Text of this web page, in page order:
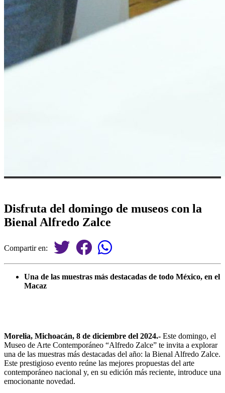
Disfruta del domingo de museos con la
Bienal Alfredo Zalce
Compartir en:
Una de las muestras más destacadas de todo México, en el
Macaz
Morelia, Michoacán, 8 de diciembre del 2024.- Este domingo, el
Museo de Arte Contemporáneo “Alfredo Zalce” te invita a explorar
una de las muestras más destacadas del año: la Bienal Alfredo Zalce.
Este prestigioso evento reúne las mejores propuestas del arte
contemporáneo nacional y, en su edición más reciente, introduce una
emocionante novedad.